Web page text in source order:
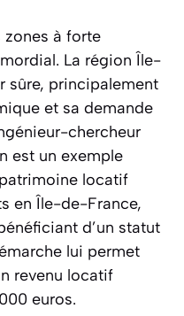
zones à forte
La région Île-
sûre, principalement
et sa demande
chercheur
est un exemple
locatif
en Île-de-France,
d’un statut
lui permet
revenu locatif
euros.